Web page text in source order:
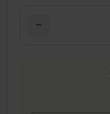
check_indeterminate_small